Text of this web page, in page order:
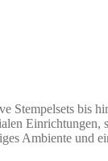
Stempelsets bis
Ambiente und